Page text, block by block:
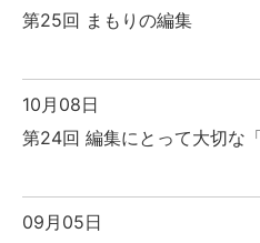
第25回 まもりの編集
10月08日
第24回 編集にとって大切な
09月05日